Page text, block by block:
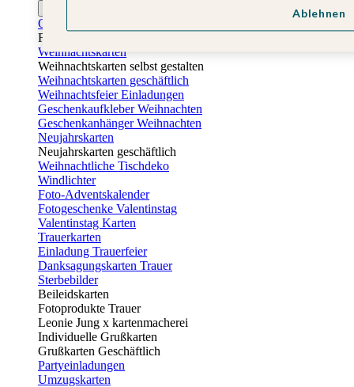
Osterkarten
Fotogeschenke zu Ostern
Weihnachtskarten
Weihnachtskarten selbst gestalten
Weihnachtskarten geschäftlich
Weihnachtsfeier Einladungen
Geschenkaufkleber Weihnachten
Geschenkanhänger Weihnachten
Neujahrskarten
Neujahrskarten geschäftlich
Weihnachtliche Tischdeko
Windlichter
Foto-Adventskalender
Fotogeschenke Valentinstag
Valentinstag Karten
Trauerkarten
Einladung Trauerfeier
Danksagungskarten Trauer
Sterbebilder
Beileidskarten
Fotoprodukte Trauer
Leonie Jung x kartenmacherei
Individuelle Grußkarten
Grußkarten Geschäftlich
Partyeinladungen
Umzugskarten
Ablehnen